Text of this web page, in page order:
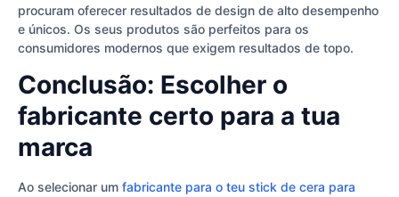
procuram oferecer resultados de design de alto desempenho
e únicos. Os seus produtos são perfeitos para os
consumidores modernos que exigem resultados de topo.
Conclusão: Escolher o
fabricante certo para a tua
marca
Ao selecionar um fabricante para o teu stick de cera para